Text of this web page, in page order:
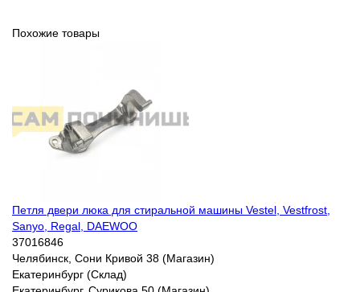
Похожие товары
Петля двери люка для стиральной машины Vestel, Vestfrost,
Sanyo, Regal, DAEWOO
37016846
Челябинск, Сони Кривой 38 (Магазин)
Екатеринбург (Склад)